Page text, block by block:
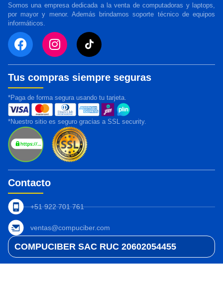
Somos una empresa dedicada a la venta de computadoras y laptops,
por mayor y menor. Además brindamos soporte técnico de equipos
informáticos.
Tus compras siempre seguras
*Paga de forma segura usando tu tarjeta.
*Nuestro sitio es seguro gracias a SSL security.
Contacto
+51 922 701 761
ventas@compuciber.com
COMPUCIBER SAC RUC 20602054455